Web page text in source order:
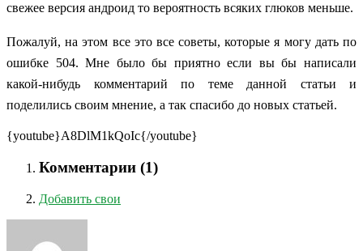
свежее версия андроид то вероятность всяких глюков меньше.
Пожалуй, на этом все это все советы, которые я могу дать по
ошибке 504. Мне было бы приятно если вы бы написали
какой-нибудь комментарий по теме данной статьи и
поделились своим мнение, а так спасибо до новых статьей.
{youtube}A8DlM1kQoIc{/youtube}
Комментарии (1)
Добавить свои